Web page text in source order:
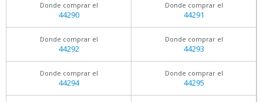
Donde comprar el
44290
Donde comprar el
44291
Donde comprar el
44292
Donde comprar el
44293
Donde comprar el
44294
Donde comprar el
44295